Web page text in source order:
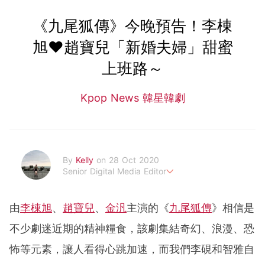
《九尾狐傳》今晚預告！李棟
旭♥趙寶兒「新婚夫婦」甜蜜
上班路～
Kpop News 韓星韓劇
By Kelly on 28 Oct 2020
Senior Digital Media Editor
由李棟旭、 趙寶兒、 金汎主演的《九尾狐傳》相信是
不少劇迷近期的精神糧食，該劇集結奇幻、浪漫、恐
怖等元素，讓人看得心跳加速，而我們李硯和智雅自